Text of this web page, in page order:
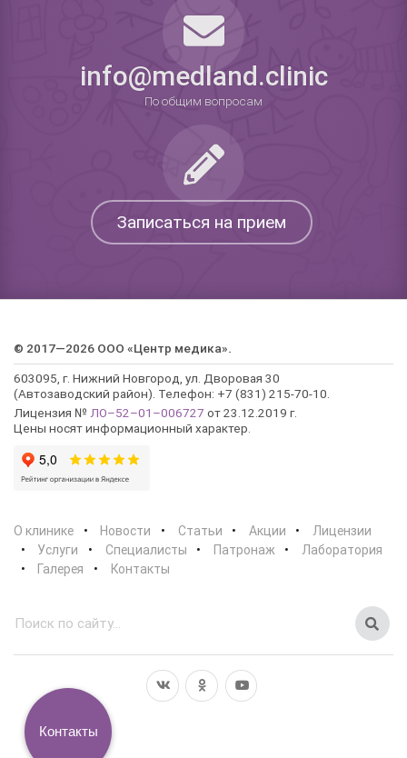
info@medland.clinic
По общим вопросам
Записаться на прием
© 2017—2026 ООО «Центр медика».
603095, г. Нижний Новгород, ул. Дворовая 30
(Автозаводский район). Телефон: +7 (831) 215-70-10.
Лицензия № ЛО–52–01–006727 от 23.12.2019 г.
Цены носят информационный характер.
О клинике Новости Статьи Акции
Лицензии
Услуги
Специалисты Патронаж
Лаборатория
Галерея
Контакты
Контакты